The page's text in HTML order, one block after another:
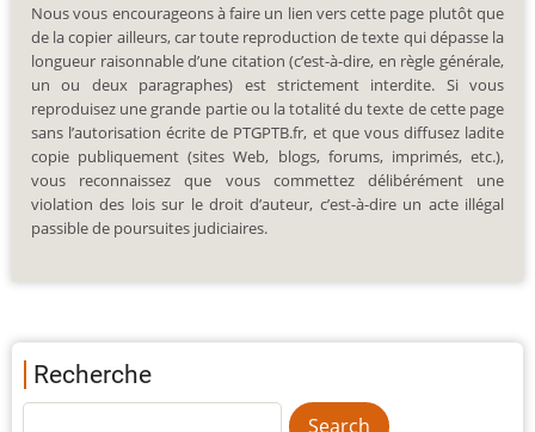
Nous vous encourageons à faire un lien vers cette page plutôt que
de la copier ailleurs, car toute reproduction de texte qui dépasse la
longueur raisonnable d’une citation (c’est-à-dire, en règle générale,
un ou deux paragraphes) est strictement interdite. Si vous
reproduisez une grande partie ou la totalité du texte de cette page
sans l’autorisation écrite de PTGPTB.fr, et que vous diffusez ladite
copie publiquement (sites Web, blogs, forums, imprimés, etc.),
vous reconnaissez que vous commettez délibérément une
violation des lois sur le droit d’auteur, c’est-à-dire un acte illégal
passible de poursuites judiciaires.
Recherche